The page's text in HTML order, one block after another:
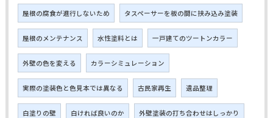
屋根の腐食が進行しないため タスペーサーを板の間に挟み込み塗装
屋根のメンテナンス 水性塗料とは 一戸建てのツートンカラー
外壁の色を変える カラーシミュレーション
実際の塗装色と色見本では異なる 古民家再生 遺品整理
白塗りの壁 白ければ良いのか 外壁塗装の打ち合わせはしっかり